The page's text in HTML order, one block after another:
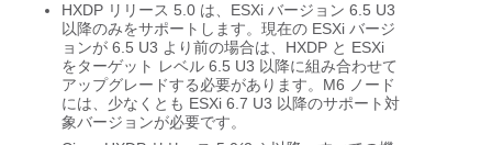
HXDP リリース 5.0 は、ESXi バージョン 6.5 U3
以降のみをサポートします。現在の ESXi バージ
ョンが 6.5 U3 より前の場合は、HXDP と ESXi
をターゲット レベル 6.5 U3 以降に組み合わせて
アップグレードする必要があります。M6 ノード
には、少なくとも ESXi 6.7 U3 以降のサポート対
象バージョンが必要です。